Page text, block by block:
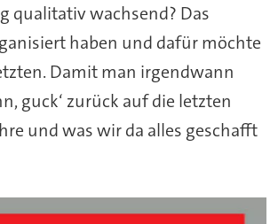
qualitativ wachsend? Das
haben und dafür möchte
Damit man irgendwann
guck‘ zurück auf die letzten
und was wir da alles geschafft